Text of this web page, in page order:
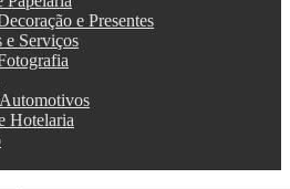
e Presentes
e Serviços
Hotelaria